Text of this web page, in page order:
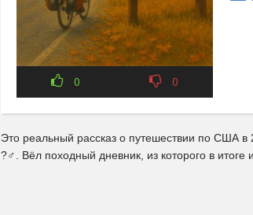
0 0
Это реальный рассказ о путешествии по
?‍♂. Вёл походный дневник, из которого в итоге